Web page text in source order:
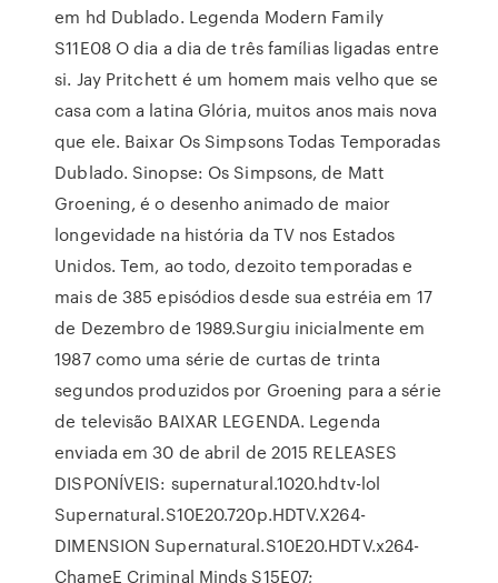
em hd Dublado. Legenda Modern Family
S11E08 O dia a dia de três famílias ligadas entre
si. Jay Pritchett é um homem mais velho que se
casa com a latina Glória, muitos anos mais nova
que ele. Baixar Os Simpsons Todas Temporadas
Dublado. Sinopse: Os Simpsons, de Matt
Groening, é o desenho animado de maior
longevidade na história da TV nos Estados
Unidos. Tem, ao todo, dezoito temporadas e
mais de 385 episódios desde sua estréia em 17
de Dezembro de 1989.Surgiu inicialmente em
1987 como uma série de curtas de trinta
segundos produzidos por Groening para a série
de televisão BAIXAR LEGENDA. Legenda
enviada em 30 de abril de 2015 RELEASES
DISPONÍVEIS: supernatural.1020.hdtv-lol
Supernatural.S10E20.720p.HDTV.X264-
DIMENSION Supernatural.S10E20.HDTV.x264-
ChameE Criminal Minds S15E07;